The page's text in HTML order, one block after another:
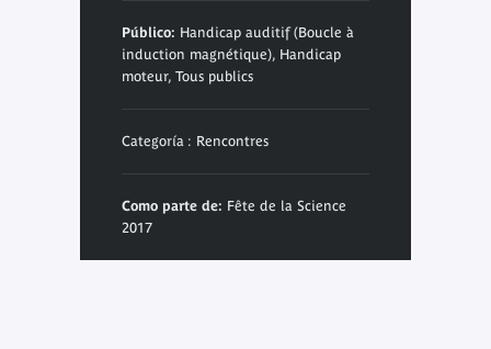
Público: Handicap auditif (Boucle à
induction magnétique), Handicap
moteur, Tous publics
Categoría : Rencontres
Como parte de: Fête de la Science
2017